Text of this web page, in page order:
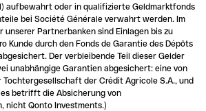
aufbewahrt oder in qualifizierte Geldmarktfonds
bei Société Générale verwahrt werden. Im
unserer Partnerbanken sind Einlagen bis zu
Kunde durch den Fonds de Garantie des Dépôts
Der verbleibende Teil dieser Gelder
unabhängige Garantien abgesichert: eine von
Tochtergesellschaft der Crédit Agricole S.A., und
betrifft die Absicherung von
nicht Qonto Investments.)